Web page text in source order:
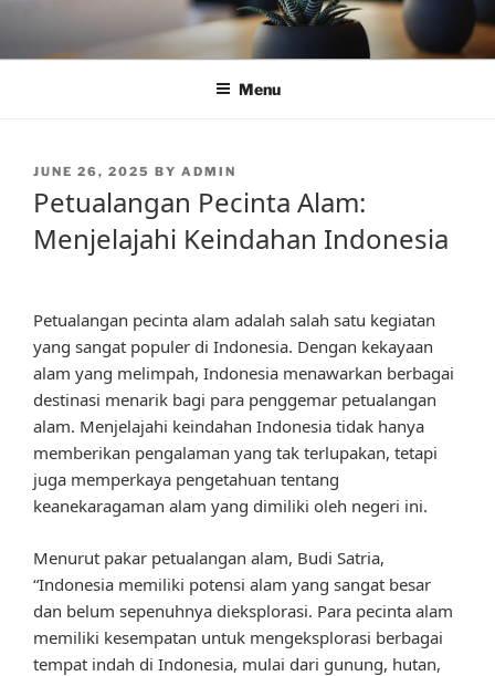
content
Menu
POSTED
JUNE 26, 2025 BY ADMIN
Petualangan Pecinta Alam:
Menjelajahi Keindahan Indonesia
Petualangan pecinta alam adalah salah satu kegiatan
yang sangat populer di Indonesia. Dengan kekayaan
alam yang melimpah, Indonesia menawarkan berbagai
destinasi menarik bagi para penggemar petualangan
alam. Menjelajahi keindahan Indonesia tidak hanya
memberikan pengalaman yang tak terlupakan, tetapi
juga memperkaya pengetahuan tentang
keanekaragaman alam yang dimiliki oleh negeri ini.
Menurut pakar petualangan alam, Budi Satria,
“Indonesia memiliki potensi alam yang sangat besar
dan belum sepenuhnya dieksplorasi. Para pecinta alam
memiliki kesempatan untuk mengeksplorasi berbagai
tempat indah di Indonesia, mulai dari gunung, hutan,